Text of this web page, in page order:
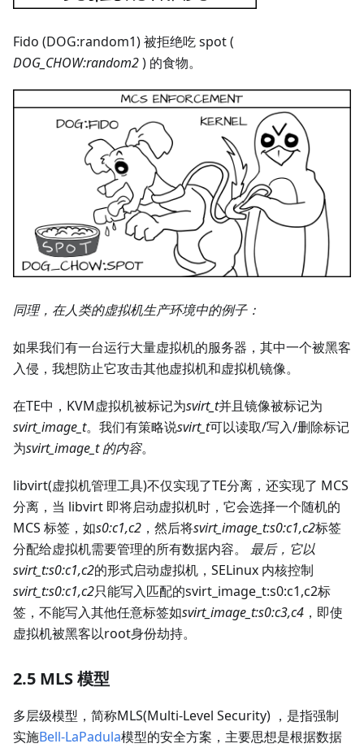
Fido (DOG:random1) 被拒绝吃 spot (
DOG_CHOW:random2) 的食物。
同理，在人类的虚拟机生产环境中的例子：
如果我们有一台运行大量虚拟机的服务器，其中一个被黑客
入侵，我想防止它攻击其他虚拟机和虚拟机镜像。
在TE中，KVM虚拟机被标记为svirt_t并且镜像被标记为
svirt_image_t。我们有策略说svirt_t可以读取/写入/删除标记
为svirt_image_t 的内容。
libvirt(虚拟机管理工具)不仅实现了TE分离，还实现了 MCS
分离，当 libvirt 即将启动虚拟机时，它会选择一个随机的
MCS 标签，如s0:c1,c2 ，然后将svirt_image_t:s0:c1,c2标签
分配给虚拟机需要管理的所有数据内容。 最后，它以
svirt_t:s0:c1,c2的形式启动虚拟机，SELinux 内核控制
svirt_t:s0:c1,c2只能写入匹配的svirt_image_t:s0:c1,c2标
签，不能写入其他任意标签如svirt_image_t:s0:c3,c4 ，即使
虚拟机被黑客以root身份劫持。
2.5 MLS 模型
多层级模型，简称MLS(Multi-Level Security) ，是指强制
实施Bell-LaPadula模型的安全方案，主要思想是根据数据